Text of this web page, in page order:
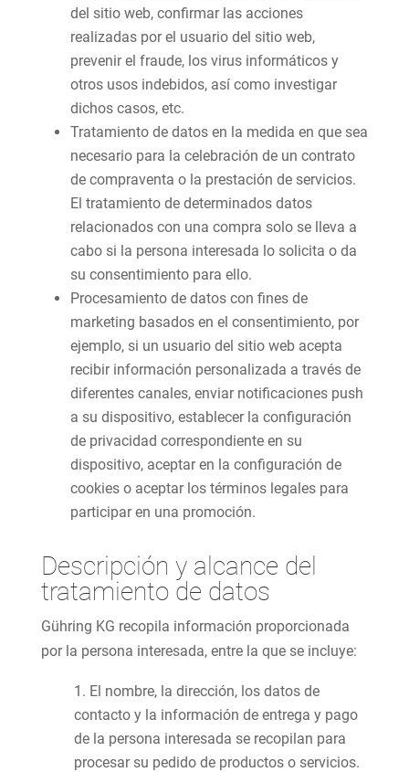
del sitio web, confirmar las acciones
realizadas por el usuario del sitio web,
prevenir el fraude, los virus informáticos y
otros usos indebidos, así como investigar
dichos casos, etc.
Tratamiento de datos en la medida en que sea
necesario para la celebración de un contrato
de compraventa o la prestación de servicios.
El tratamiento de determinados datos
relacionados con una compra solo se lleva a
cabo si la persona interesada lo solicita o da
su consentimiento para ello.
Procesamiento de datos con fines de
marketing basados en el consentimiento, por
ejemplo, si un usuario del sitio web acepta
recibir información personalizada a través de
diferentes canales, enviar notificaciones push
a su dispositivo, establecer la configuración
de privacidad correspondiente en su
dispositivo, aceptar en la configuración de
cookies o aceptar los términos legales para
participar en una promoción.
Descripción y alcance del
tratamiento de datos
Gühring KG recopila información proporcionada
por la persona interesada, entre la que se incluye:
El nombre, la dirección, los datos de
contacto y la información de entrega y pago
de la persona interesada se recopilan para
procesar su pedido de productos o servicios.